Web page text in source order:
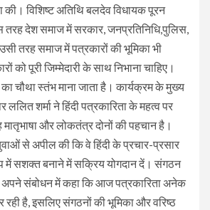
की। विशिष्ट अतिथि बलदेव विधायक पूरन
तरह देश समाज में सरकार, जनप्रतिनिधि,पुलिस,
तरह समाज में पत्रकारों की भूमिका भी
को पूरी जिम्मेदारी के साथ निभाना चाहिए।
चौथा स्तंभ माना जाता है। कार्यक्रम के मुख्य
ललित शर्मा ने हिंदी पत्रकारिता के महत्व पर
और लोकतंत्र दोनों की पहचान है।
से अपील की कि वे हिंदी के प्रचार-प्रसार
सशक्त बनाने में सक्रिय योगदान दें। संगठन
अपने संबोधन में कहा कि आज पत्रकारिता अनेक
रही है, इसलिए संगठनों की भूमिका और वरिष्ठ